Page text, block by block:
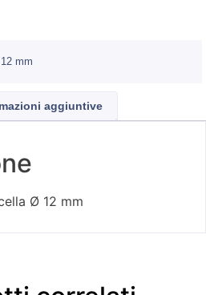
mm
aggiuntive
Ø 12 mm